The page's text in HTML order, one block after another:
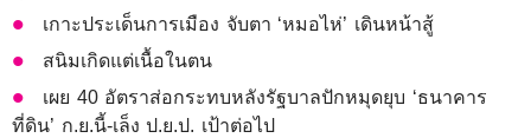
เกาะประเด็นการเมือง จับตา ‘หมอไห่’ เดินหน้าสู้
สนิมเกิดแต่เนื้อในตน
เผย 40 อัตราส่อกระทบหลังรัฐบาลปักหมุดยุบ ‘ธนาคาร
ที่ดิน’ ก.ย.นี้-เล็ง ป.ย.ป. เป้าต่อไป